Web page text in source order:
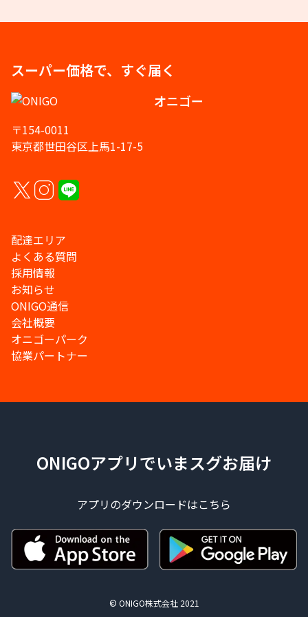
スーパー価格で、すぐ届く
オニゴー
〒154-0011
東京都世田谷区上馬1-17-5
配達エリア
よくある質問
採用情報
お知らせ
ONIGO通信
会社概要
オニゴーパーク
協業パートナー
ONIGOアプリでいまスグお届け
アプリのダウンロードはこちら
© ONIGO株式会社 2021